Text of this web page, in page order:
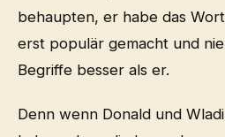
behaupten, er habe das
erst populär gemacht und
Begriffe besser als er.
Denn wenn Donald und